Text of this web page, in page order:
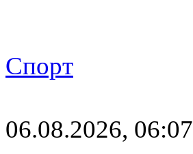
Спорт
06.08.2026, 06:07